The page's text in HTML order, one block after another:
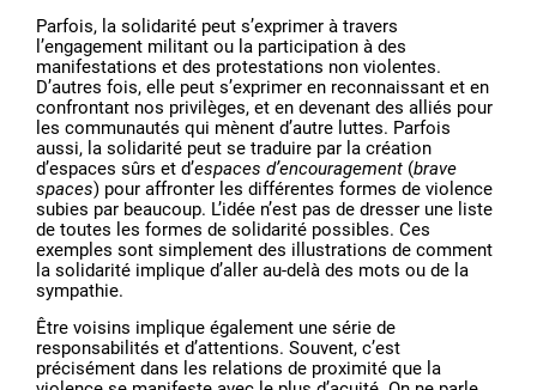
Parfois, la solidarité peut s’exprimer à travers
l’engagement militant ou la participation à des
manifestations et des protestations non violentes.
D’autres fois, elle peut s’exprimer en reconnaissant et en
confrontant nos privilèges, et en devenant des alliés pour
les communautés qui mènent d’autre luttes. Parfois
aussi, la solidarité peut se traduire par la création
d’espaces sûrs et d’espaces d’encouragement (brave
spaces) pour affronter les différentes formes de violence
subies par beaucoup. L’idée n’est pas de dresser une liste
de toutes les formes de solidarité possibles. Ces
exemples sont simplement des illustrations de comment
la solidarité implique d’aller au-delà des mots ou de la
sympathie.
Être voisins implique également une série de
responsabilités et d’attentions. Souvent, c’est
précisément dans les relations de proximité que la